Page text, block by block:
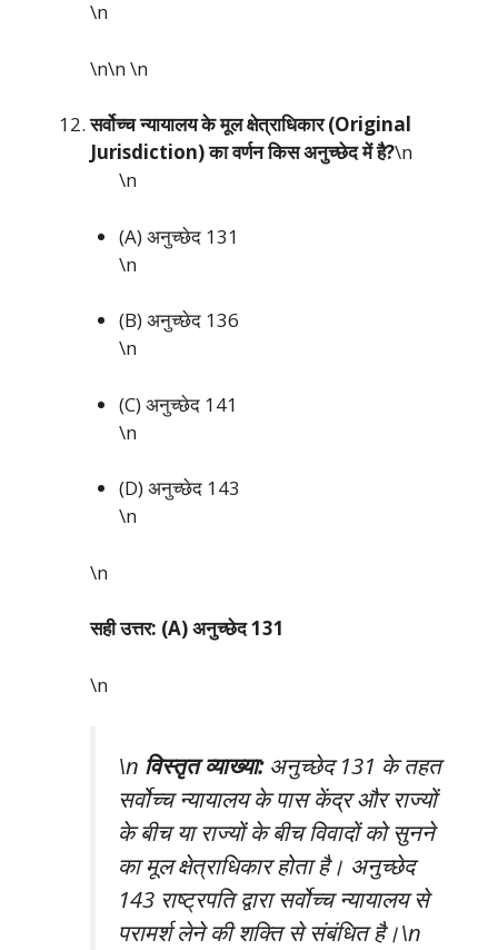
\n
\n\n\n
सर्वोच्च न्यायालय के मूल क्षेत्राधिकार (Original
Jurisdiction) का वर्णन किस अनुच्छेद में है?\n
\n
(A) अनुच्छेद 131
\n
(B) अनुच्छेद 136
\n
(C) अनुच्छेद 141
\n
(D) अनुच्छेद 143
\n
\n
सही उत्तर: (A) अनुच्छेद 131
\n
\n विस्तृत व्याख्या:अनुच्छेद 131 के तहत
सर्वोच्च न्यायालय के पास केंद्र और राज्यों
के बीच या राज्यों के बीच विवादों को सुनने
का मूल क्षेत्राधिकार होता है। अनुच्छेद
143 राष्ट्रपति द्वारा सर्वोच्च न्यायालय से
परामर्श लेने की शक्ति से संबंधित है।\n